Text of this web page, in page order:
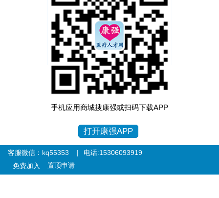
手机应用商城搜康强或扫码下载APP
打开康强APP
客服微信：kq55353 |
电话:15306093919
免费加入
置顶申请